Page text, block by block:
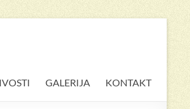
GALERIJA KONTAKT